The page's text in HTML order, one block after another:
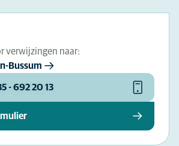
verwijzingen naar:
Bussum
- 692 20 13